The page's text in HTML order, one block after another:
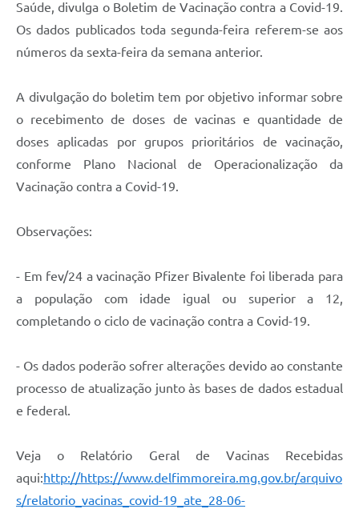
Saúde, divulga o Boletim de Vacinação contra a Covid-19.
Os dados publicados toda segunda-feira referem-se aos
números da sexta-feira da semana anterior.
A divulgação do boletim tem por objetivo informar sobre
o recebimento de doses de vacinas e quantidade de
doses aplicadas por grupos prioritários de vacinação,
conforme Plano Nacional de Operacionalização da
Vacinação contra a Covid-19.
Observações:
- Em fev/24 a vacinação Pfizer Bivalente foi liberada para
a população com idade igual ou superior a 12,
completando o ciclo de vacinação contra a Covid-19.
- Os dados poderão sofrer alterações devido ao constante
processo de atualização junto às bases de dados estadual
e federal.
Veja o Relatório Geral de Vacinas Recebidas
aqui:http://https://www.delfimmoreira.mg.gov.br/arquivo
s/relatorio_vacinas_covid-19_ate_28-06-